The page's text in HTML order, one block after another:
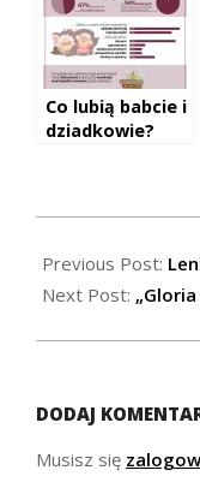
Co lubią babcie i
dziadkowie?
07-
13
Previous Post:
Next Post:
DODAJ
Musisz się